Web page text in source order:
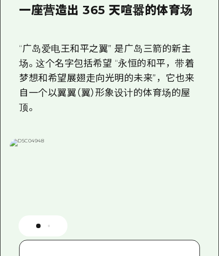
一座营造出 365 天喧嚣的体育场
“广岛爱电王和平之翼” 是广岛三箭的新主
场。这个名字包括希望 “永恒的和平，带着
梦想和希望展翅走向光明的未来”，它也来
自一个以翼翼（翼）形象设计的体育场的屋
顶。